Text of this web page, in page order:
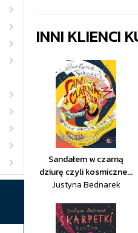
INNI KLIENCI
Sandałem w czarną
dziurę czyli kosmiczne...
Justyna Bednarek